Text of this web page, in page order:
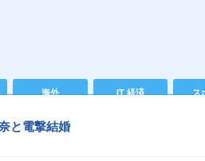
海外 IT 経済 ス
と電撃結婚